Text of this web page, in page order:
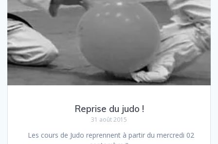
Reprise du judo !
31 août 2015
Les cours de Judo reprennent à partir du mercredi 02